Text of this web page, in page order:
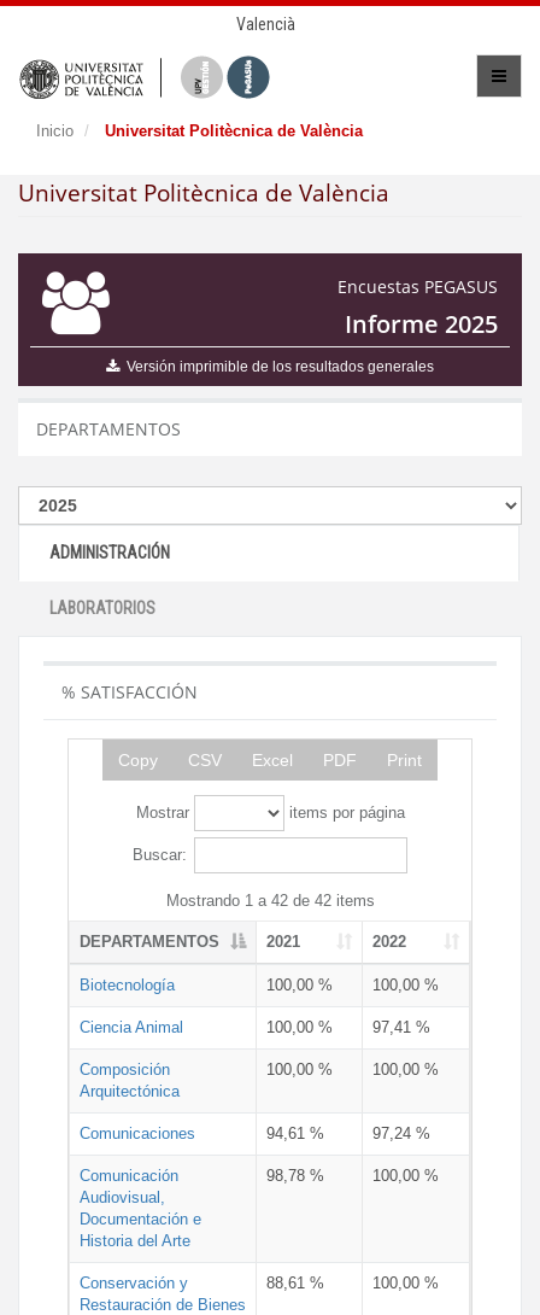
Valencià
Inicio Universitat Politècnica de València
Universitat Politècnica de València
Encuestas PEGASUS
Informe 2025
Versión imprimible de los resultados generales
DEPARTAMENTOS
ADMINISTRACIÓN
LABORATORIOS
% SATISFACCIÓN
Copy CSV Excel PDF Print
Mostrar items por página
Buscar:
Mostrando 1 a 42 de 42 items
DEPARTAMENTOS 2021 2022
Biotecnología 100,00 % 100,00 %
Ciencia Animal 100,00 % 97,41 %
Composición
Arquitectónica
100,00 % 100,00 %
Comunicaciones 94,61 % 97,24 %
Comunicación
Audiovisual,
Documentación e
Historia del Arte
98,78 % 100,00 %
Conservación y
Restauración de Bienes
88,61 % 100,00 %